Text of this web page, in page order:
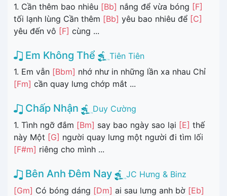
1. Cần thêm bao nhiêu [Bb] nắng để vừa bóng [F]
tối lạnh lùng Cần thêm [Bb] yêu bao nhiêu để [C]
yêu đến vô [F] cùng ...
Em Không Thể
Tiên Tiên
1. Em vẫn [Bbm] nhớ như in những lần xa nhau Chỉ
[Fm] cần quay lưng chớp mắt ...
Chấp Nhận
Duy Cường
1. Tình ngỡ đắm [Bm] say bao ngày sao lại [E] thế
này Một [G] người quay lưng một người đi tìm lối
[F#m] riêng cho mình ...
Bên Anh Đêm Nay
JC Hưng & Binz
[Gm] Có bóng dáng [Dm] ai sau lưng anh bờ [Eb]